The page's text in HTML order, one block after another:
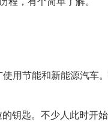
用节能和新能源汽车
钥匙。不少人此时开